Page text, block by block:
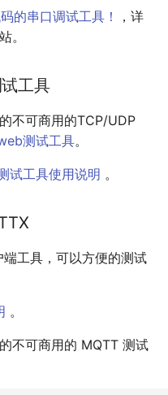
的串口调试工具！
，详
。
工具
不可商用的TCP/UDP
测试工具。
试工具使用说明 。
工具，可以方便的测试
。
不可商用的 MQTT 测试